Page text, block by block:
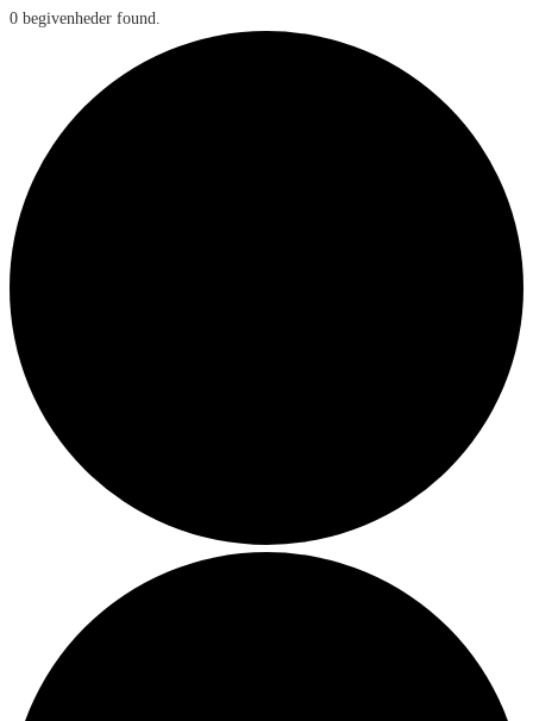
0 begivenheder found.